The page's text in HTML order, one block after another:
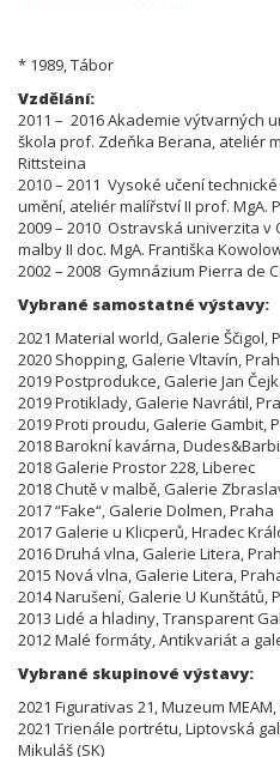
* 1989, Tábor
Vzdělání:
2011 – 2016 Akademie výtvarných
škola prof. Zdeňka Berana, ateliér
Rittsteina
2010 – 2011 Vysoké učení
umění, ateliér malířství II prof. MgA.
2009 – 2010 Ostravská univerzita v
malby II doc. MgA. Františka
2002 – 2008 Gymnázium Pierra de
Vybrané samostatné výstavy:
2021 Material world, Galerie Ščigol,
2020 Shopping, Galerie Vltavín,
2019 Postprodukce, Galerie Jan
2019 Protiklady, Galerie Navrátil,
2019 Proti proudu, Galerie Gambit,
2018 Barokní kavárna,
2018 Galerie Prostor 228, Liberec
2018 Chutě v malbě, Galerie
2017 “Fake“, Galerie Dolmen, Praha
2017 Galerie u Klicperů, Hradec
2016 Druhá vlna, Galerie Litera,
2015 Nová vlna, Galerie Litera,
2014 Narušení, Galerie U Kunštátů,
2013 Lidé a hladiny, Transparent
2012 Malé formáty, Antikvariát a
Vybrané skupinové výstavy:
2021 Figurativas 21, Muzeum
2021 Trienále portrétu, Liptovská
Mikuláš (SK)